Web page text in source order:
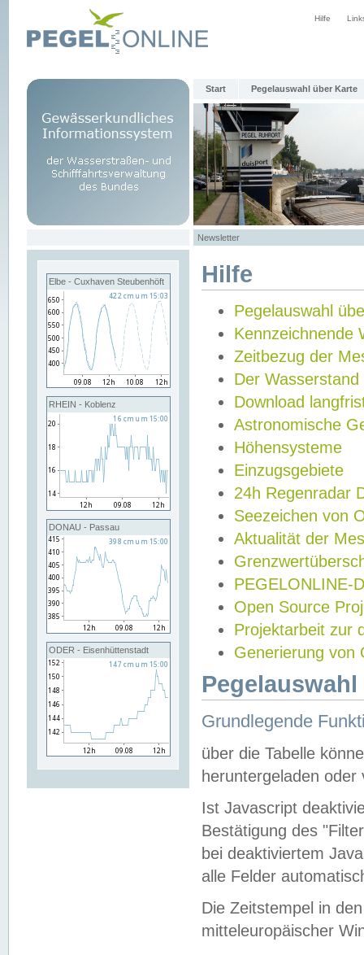
Hilfe
Start Pegelauswahl über Karte
Newsletter
Elbe - Cuxhaven Steubenhöft
RHEIN - Koblenz
DONAU - Passau
ODER - Eisenhüttenstadt
Hilfe
Pegelauswahl
Kennzeichnende
Zeitbezug der
Der Wasserstand
Download
Astronomische
Höhensysteme
Einzugsgebiete
24h Regenradar
Seezeichen von
Aktualität der
PEGELONLINE-
Open Source
Projektarbeit zur
Generierung von
Grundlegende
über die Tabelle
heruntergeladen oder
Ist Javascript
Bestätigung des
bei deaktiviertem
alle Felder
Die Zeitstempel in
mitteleuropäischer